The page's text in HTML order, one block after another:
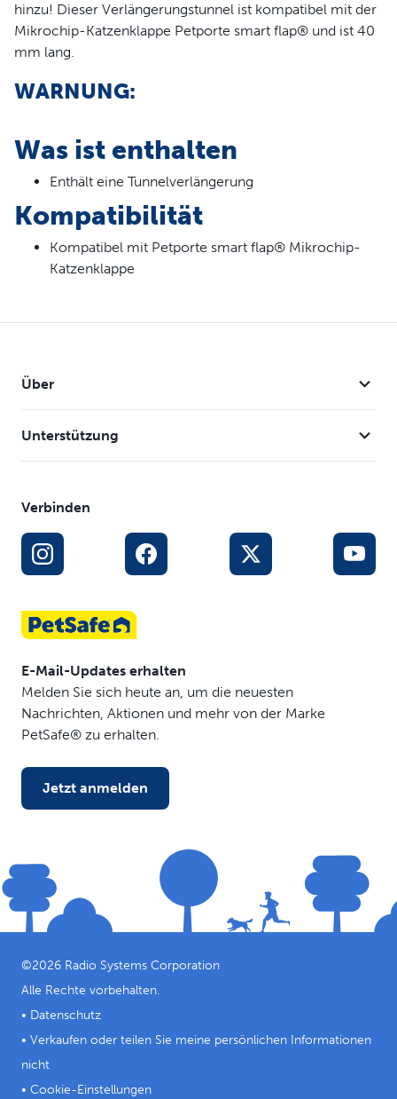
hinzu! Dieser Verlängerungstunnel ist kompatibel mit der
Mikrochip-Katzenklappe Petporte smart flap® und ist 40
mm lang.
WARNUNG:
gelangen. Vollständige Erklärung lesen.
Was ist enthalten
Enthält eine Tunnelverlängerung
Kompatibilität
Kompatibel mit Petporte smart flap® Mikrochip-
Katzenklappe
Über
Unterstützung
Verbinden
E-Mail-Updates erhalten
Melden Sie sich heute an, um die neuesten
Nachrichten, Aktionen und mehr von der Marke
PetSafe® zu erhalten.
Jetzt anmelden
©2026 Radio Systems Corporation
Alle Rechte vorbehalten.
• Datenschutz
• Verkaufen oder teilen Sie meine persönlichen Informationen
nicht
• Cookie-Einstellungen